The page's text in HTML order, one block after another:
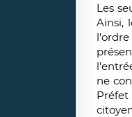
Les
Ainsi,
ne
Préfet